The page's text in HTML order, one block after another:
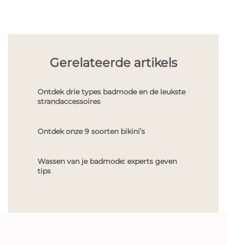
Gerelateerde artikels
Ontdek drie types badmode en de leukste
strandaccessoires
Ontdek onze 9 soorten bikini’s
Wassen van je badmode: experts geven
tips